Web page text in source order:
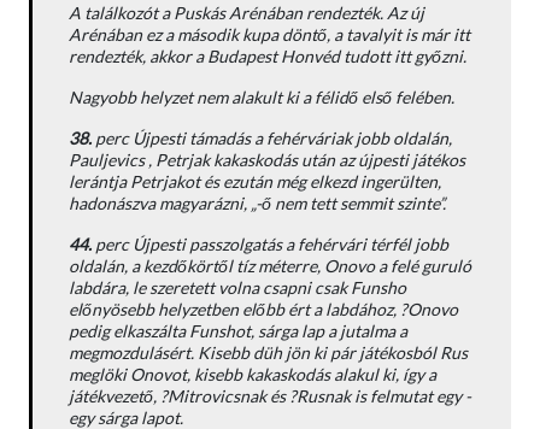
A találkozót a Puskás Arénában rendezték. Az új
Arénában ez a második kupa döntő, a tavalyit is már itt
rendezték, akkor a Budapest Honvéd tudott itt győzni.
Nagyobb helyzet nem alakult ki a félidő első felében.
38.perc Újpesti támadás a fehérváriak jobb oldalán,
Pauljevics , Petrjak kakaskodás után az újpesti játékos
lerántja Petrjakot és ezután még elkezd ingerülten,
hadonászva magyarázni, „-ő nem tett semmit szinte”.
44.perc Újpesti passzolgatás a fehérvári térfél jobb
oldalán, a kezdőkörtől tíz méterre, Onovo a felé guruló
labdára, le szeretett volna csapni csak Funsho
előnyösebb helyzetben előbb ért a labdához, ?Onovo
pedig elkaszálta Funshot, sárga lap a jutalma a
megmozdulásért. Kisebb düh jön ki pár játékosból Rus
meglöki Onovot, kisebb kakaskodás alakul ki, így a
játékvezető, ?Mitrovicsnak és ?Rusnak is felmutat egy -
egy sárga lapot.